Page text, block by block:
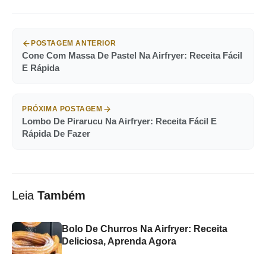
POSTAGEM ANTERIOR
Cone Com Massa De Pastel Na Airfryer: Receita Fácil
E Rápida
PRÓXIMA POSTAGEM
Lombo De Pirarucu Na Airfryer: Receita Fácil E
Rápida De Fazer
Leia Também
Bolo De Churros Na Airfryer: Receita
Deliciosa, Aprenda Agora